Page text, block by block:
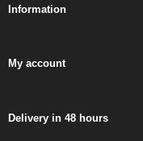
Information
My account
Delivery in 48 hours